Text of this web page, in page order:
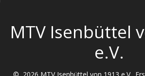
MTV Isenbüttel
e.V.